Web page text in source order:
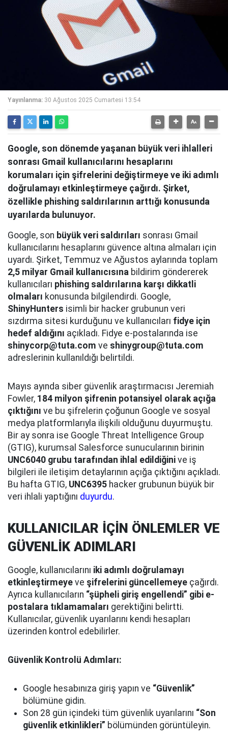
Yayınlanma: 30 Ağustos 2025 Cumartesi 13:54
Google, son dönemde yaşanan büyük veri ihlalleri
sonrası Gmail kullanıcılarını hesaplarını
korumaları için şifrelerini değiştirmeye ve iki adımlı
doğrulamayı etkinleştirmeye çağırdı. Şirket,
özellikle phishing saldırılarının arttığı konusunda
uyarılarda bulunuyor.
Google, son büyük veri saldırıları sonrası Gmail
kullanıcılarını hesaplarını güvence altına almaları için
uyardı. Şirket, Temmuz ve Ağustos aylarında toplam
2,5 milyar Gmail kullanıcısına bildirim göndererek
kullanıcıları phishing saldırılarına karşı dikkatli
olmaları konusunda bilgilendirdi. Google,
ShinyHunters isimli bir hacker grubunun veri
sızdırma sitesi kurduğunu ve kullanıcıları fidye için
hedef aldığını açıkladı. Fidye e-postalarında ise
shinycorp@tuta.com ve shinygroup@tuta.com
adreslerinin kullanıldığı belirtildi.
Mayıs ayında siber güvenlik araştırmacısı Jeremiah
Fowler, 184 milyon şifrenin potansiyel olarak açığa
çıktığını ve bu şifrelerin çoğunun Google ve sosyal
medya platformlarıyla ilişkili olduğunu duyurmuştu.
Bir ay sonra ise Google Threat Intelligence Group
(GTIG), kurumsal Salesforce sunucularının birinin
UNC6040 grubu tarafından ihlal edildiğini ve iş
bilgileri ile iletişim detaylarının açığa çıktığını açıkladı.
Bu hafta GTIG, UNC6395 hacker grubunun büyük bir
veri ihlali yaptığını duyurdu.
KULLANICILAR İÇİN ÖNLEMLER VE
GÜVENLİK ADIMLARI
Google, kullanıcılarını iki adımlı doğrulamayı
etkinleştirmeye ve şifrelerini güncellemeye çağırdı.
Ayrıca kullanıcıların “şüpheli giriş engellendi” gibi e-
postalara tıklamamaları gerektiğini belirtti.
Kullanıcılar, güvenlik uyarılarını kendi hesapları
üzerinden kontrol edebilirler.
Güvenlik Kontrolü Adımları:
Google hesabınıza giriş yapın ve “Güvenlik”
bölümüne gidin.
Son 28 gün içindeki tüm güvenlik uyarılarını “Son
güvenlik etkinlikleri” bölümünden görüntüleyin.